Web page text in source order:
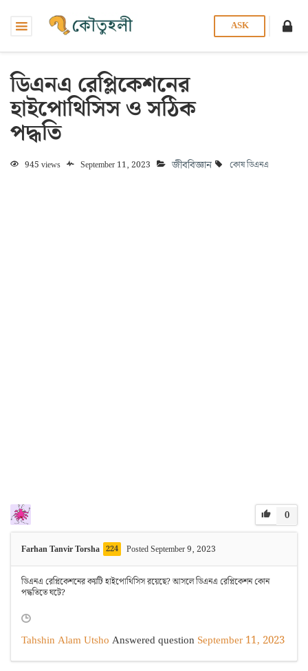
ASK
ডিএনএ রেপ্লিকেশনের
হাইপোথিসিস ও সঠিক
পদ্ধতি
945 views September 11, 2023 জীববিজ্ঞান কোষডিএনএ
Farhan Tanvir Torsha 224 Posted September 9, 2023
0
ডিএনএ রেপ্লিকেশনের কয়টি হাইপোথিসিস রয়েছে? আসলে ডিএনএ রেপ্লিকেশন কোন
পদ্ধতিতে ঘটে?
Tahshin Alam Utsho Answered question September 11, 2023